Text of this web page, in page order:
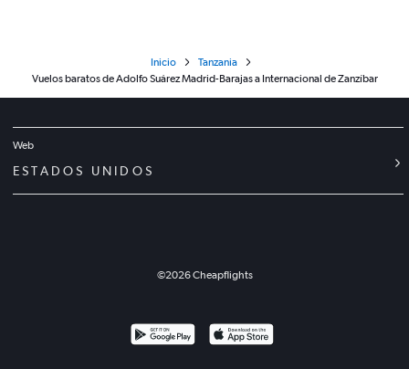
Inicio
Tanzania
Vuelos baratos de Adolfo Suárez Madrid-Barajas a Internacional de Zanzíbar
Web
ESTADOS UNIDOS
©2026Cheapflights